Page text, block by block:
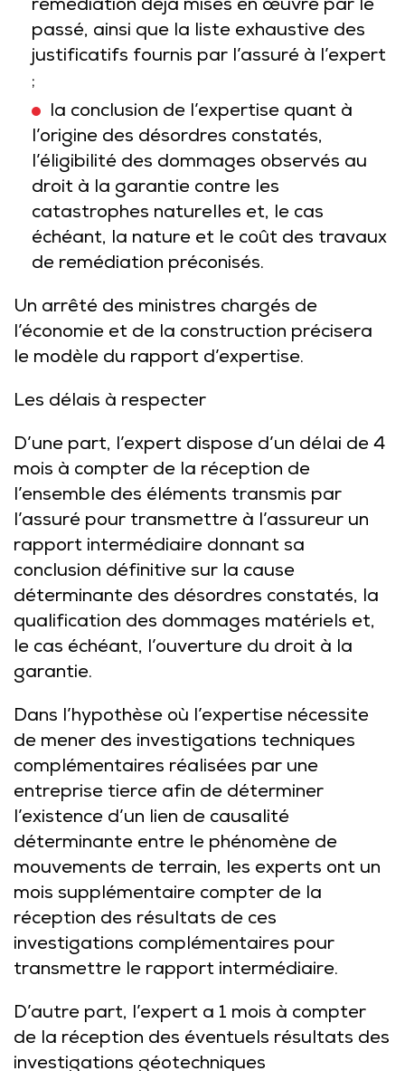
remédiation déjà mises en œuvre par le
passé, ainsi que la liste exhaustive des
justificatifs fournis par l’assuré à l’expert
;
la conclusion de l’expertise quant à
l’origine des désordres constatés,
l’éligibilité des dommages observés au
droit à la garantie contre les
catastrophes naturelles et, le cas
échéant, la nature et le coût des travaux
de remédiation préconisés.
Un arrêté des ministres chargés de
l’économie et de la construction précisera
le modèle du rapport d’expertise.
Les délais à respecter
D’une part, l’expert dispose d’un délai de 4
mois à compter de la réception de
l’ensemble des éléments transmis par
l’assuré pour transmettre à l’assureur un
rapport intermédiaire donnant sa
conclusion définitive sur la cause
déterminante des désordres constatés, la
qualification des dommages matériels et,
le cas échéant, l’ouverture du droit à la
garantie.
Dans l’hypothèse où l’expertise nécessite
de mener des investigations techniques
complémentaires réalisées par une
entreprise tierce afin de déterminer
l’existence d’un lien de causalité
déterminante entre le phénomène de
mouvements de terrain, les experts ont un
mois supplémentaire compter de la
réception des résultats de ces
investigations complémentaires pour
transmettre le rapport intermédiaire.
D’autre part, l’expert a 1 mois à compter
de la réception des éventuels résultats des
investigations géotechniques